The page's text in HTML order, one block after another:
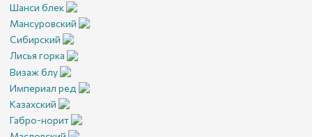
Шанси блек
Мансуровский
Сибирский
Лисья горка
Визаж блу
Империал ред
Казахский
Габро-норит